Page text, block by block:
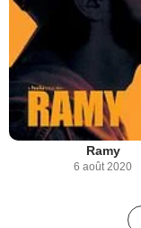
Ramy
6 août 2020